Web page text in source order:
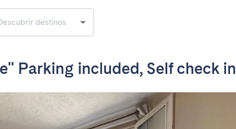
Parking included, Self check in